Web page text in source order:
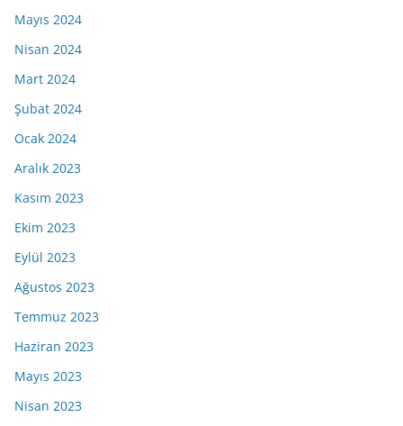
Mayıs 2024
Nisan 2024
Mart 2024
Şubat 2024
Ocak 2024
Aralık 2023
Kasım 2023
Ekim 2023
Eylül 2023
Ağustos 2023
Temmuz 2023
Haziran 2023
Mayıs 2023
Nisan 2023